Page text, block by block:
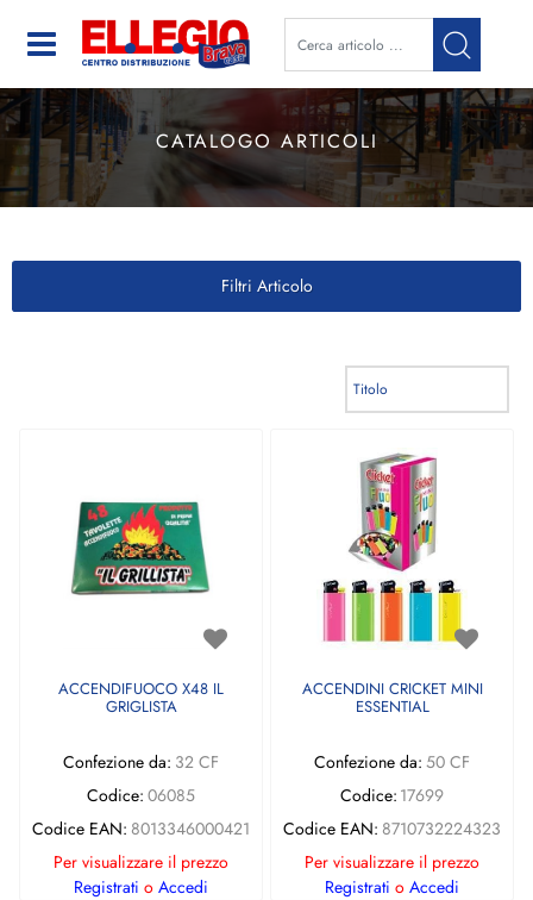
Open
CATALOGO ARTICOLI
Filtri Articolo
ACCENDIFUOCO X48 IL
GRIGLISTA
Confezione da: 32 CF
Codice: 06085
Codice EAN: 8013346000421
Per visualizzare il prezzo
Registrati o Accedi
ACCENDINI CRICKET MINI
ESSENTIAL
Confezione da: 50 CF
Codice: 17699
Codice EAN: 8710732224323
Per visualizzare il prezzo
Registrati o Accedi